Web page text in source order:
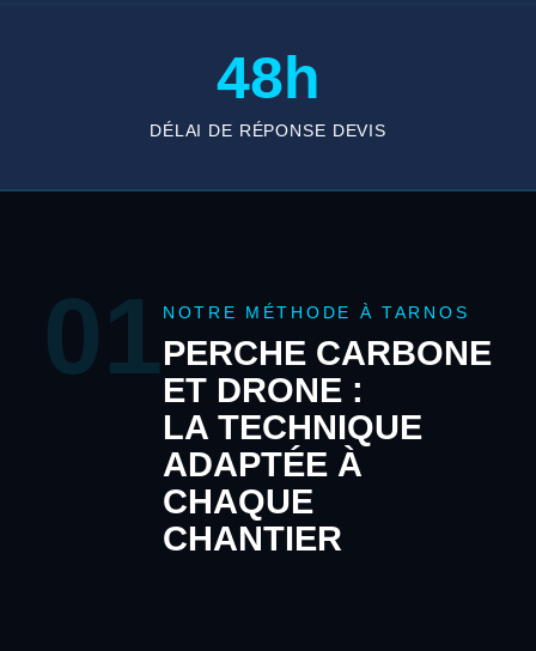
48h
DÉLAI DE RÉPONSE DEVIS
01 NOTRE MÉTHODE À TARNOS
PERCHE CARBONE
ET DRONE :
LA TECHNIQUE
ADAPTÉE À
CHAQUE
CHANTIER